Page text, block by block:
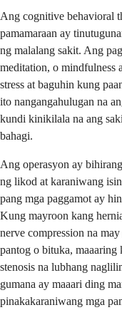
Ang cognitive behavioral
pamamaraan ay
ng malalang sakit. Ang
meditation, o mindfulness
stress at baguhin kung
ito nangangahulugan na
kundi kinikilala na ang
bahagi.
Ang operasyon ay
ng likod at karaniwang
pang mga paggamot ay
Kung mayroon kang
nerve compression na
pantog o bituka, maaaring
stenosis na lubhang
gumana ay maaari ding
pinakakaraniwang mga